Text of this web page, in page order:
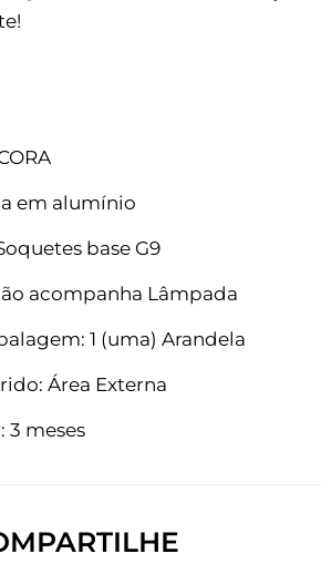
em alumínio
base G9
acompanha Lâmpada
1 (uma) Arandela
Área Externa
3 meses